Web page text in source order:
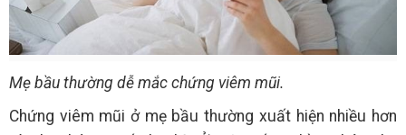
Mẹ bầu thường dễ mắc chứng viêm mũi.
Chứng viêm mũi ở mẹ bầu thường xuất hiện nhiều hơn